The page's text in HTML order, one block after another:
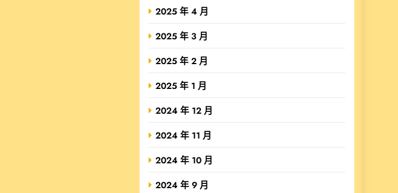
2025 年 4 月
2025 年 3 月
2025 年 2 月
2025 年 1 月
2024 年 12 月
2024 年 11 月
2024 年 10 月
2024 年 9 月